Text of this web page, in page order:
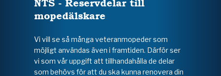
mopedälskare
Vi vill se så många veteranmopeder som
möjligt användas även i framtiden. Därför ser
vi som vår uppgift att tillhandahålla de delar
som behövs för att du ska kunna renovera din